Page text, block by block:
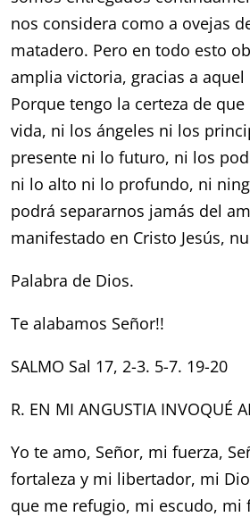
nos considera como a ovejas
matadero. Pero en todo esto
amplia victoria, gracias a
Porque tengo la certeza de
vida, ni los ángeles ni los
presente ni lo futuro, ni los
ni lo alto ni lo profundo, ni
podrá separarnos jamás del
manifestado en Cristo Jesús,
Palabra de Dios.
Te alabamos Señor!!
SALMO Sal 17, 2-3. 5-7. 19-20
R. EN MI ANGUSTIA INVOQUÉ
Yo te amo, Señor, mi fuerza,
fortaleza y mi libertador, mi
que me refugio, mi escudo, mi